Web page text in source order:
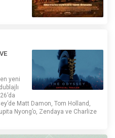
yeni
Matt Damon, Tom Holland,
Nyong’o, Zendaya ve Charlize